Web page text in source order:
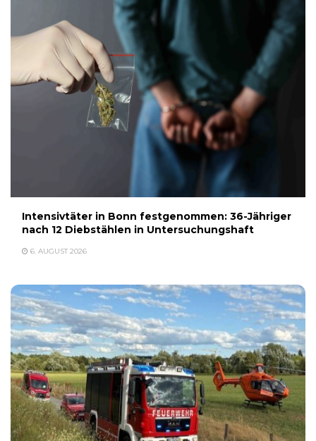
Intensivtäter in Bonn festgenommen: 36-Jähriger
nach 12 Diebstählen in Untersuchungshaft
6. AUGUST 2026